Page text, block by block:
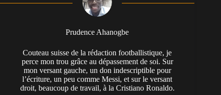
Prudence Ahanogbe
Couteau suisse de la rédaction footballistique, je
perce mon trou grâce au dépassement de soi. Sur
mon versant gauche, un don indescriptible pour
l’écriture, un peu comme Messi, et sur le versant
droit, beaucoup de travail, à la Cristiano Ronaldo.